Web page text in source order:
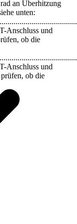
an Überhitzung
unten:
Anschluss und
ob die
Anschluss und
ob die